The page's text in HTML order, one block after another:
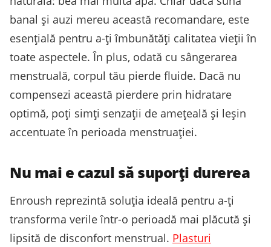
banal și auzi mereu această recomandare, este
esențială pentru a-ți îmbunătăți calitatea vieții în
toate aspectele. În plus, odată cu sângerarea
menstruală, corpul tău pierde fluide. Dacă nu
compensezi această pierdere prin hidratare
optimă, poți simți senzații de amețeală și leșin
accentuate în perioada menstruației.
Nu mai e cazul să suporți durerea
Enroush reprezintă soluția ideală pentru a-ți
transforma verile într-o perioadă mai plăcută și
lipsită de disconfort menstrual. Plasturi